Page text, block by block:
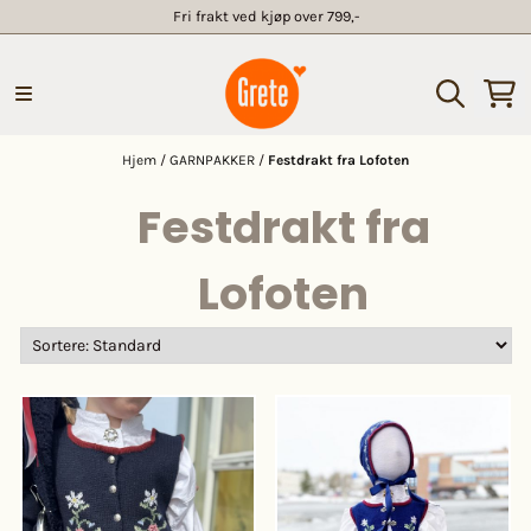
Fri frakt ved kjøp over 799,-
Hjem / GARNPAKKER / Festdrakt fra Lofoten
Festdrakt fra
Lofoten